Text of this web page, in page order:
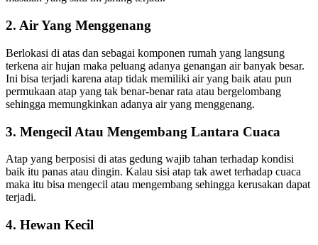
2. Air Yang Menggenang
Berlokasi di atas dan sebagai komponen rumah yang langsung
terkena air hujan maka peluang adanya genangan air banyak besar.
Ini bisa terjadi karena atap tidak memiliki air yang baik atau pun
permukaan atap yang tak benar-benar rata atau bergelombang
sehingga memungkinkan adanya air yang menggenang.
3. Mengecil Atau Mengembang Lantara Cuaca
Atap yang berposisi di atas gedung wajib tahan terhadap kondisi
baik itu panas atau dingin. Kalau sisi atap tak awet terhadap cuaca
maka itu bisa mengecil atau mengembang sehingga kerusakan dapat
terjadi.
4. Hewan Kecil